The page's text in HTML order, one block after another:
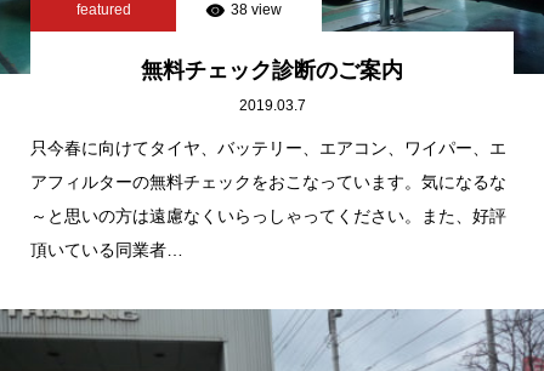
featured 38 view
無料チェック診断のご案内
2019.03.7
只今春に向けてタイヤ、バッテリー、エアコン、ワイパー、エ
アフィルターの無料チェックをおこなっています。気になるな
～と思いの方は遠慮なくいらっしゃってください。また、好評
頂いている同業者…